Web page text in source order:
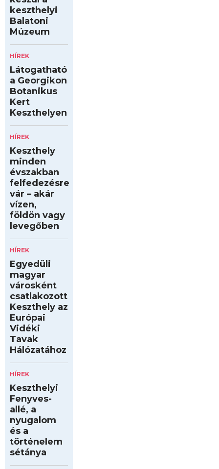
keszthelyi
Balatoni
Múzeum
HÍREK
Látogatható
a Georgikon
Botanikus
Kert
Keszthelyen
HÍREK
Keszthely
minden
évszakban
felfedezésre
vár – akár
vízen,
földön vagy
levegőben
HÍREK
Egyedüli
magyar
városként
csatlakozott
Keszthely az
Európai
Vidéki
Tavak
Hálózatához
HÍREK
Keszthelyi
Fenyves-
allé, a
nyugalom
és a
történelem
sétánya